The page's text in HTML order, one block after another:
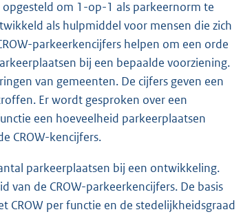
om 1-op-1 als parkeernorm te
als hulpmiddel voor mensen die zich
parkeerkencijfers helpen om een orde
bij een bepaalde voorziening.
van gemeenten. De cijfers geven een
Er wordt gesproken over een
een hoeveelheid parkeerplaatsen
CROW-kencijfers.
parkeerplaatsen bij een ontwikkeling.
van de CROW-parkeerkencijfers. De basis
CROW per functie en de stedelijkheidsgraad